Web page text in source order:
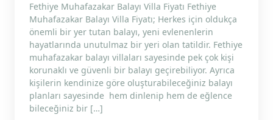
Fethiye Muhafazakar Balayı Villa Fiyatı Fethiye
Muhafazakar Balayı Villa Fiyatı; Herkes için oldukça
önemli bir yer tutan balayı, yeni evlenenlerin
hayatlarında unutulmaz bir yeri olan tatildir. Fethiye
muhafazakar balayı villaları sayesinde pek çok kişi
korunaklı ve güvenli bir balayı geçirebiliyor. Ayrıca
kişilerin kendinize göre oluşturabileceğiniz balayı
planları sayesinde hem dinlenip hem de eğlence
bileceğiniz bir […]